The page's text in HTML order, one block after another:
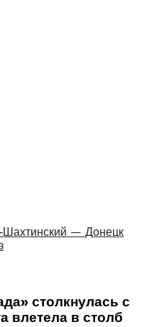
— Донецк
столкнулась с
влетела в столб